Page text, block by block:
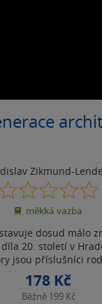
Tři
Zikmund-
0.0
z
5
měkká vazba
dosud málo
20. století v
jsou příslušníci
178 Kč
Běžně 199 Kč